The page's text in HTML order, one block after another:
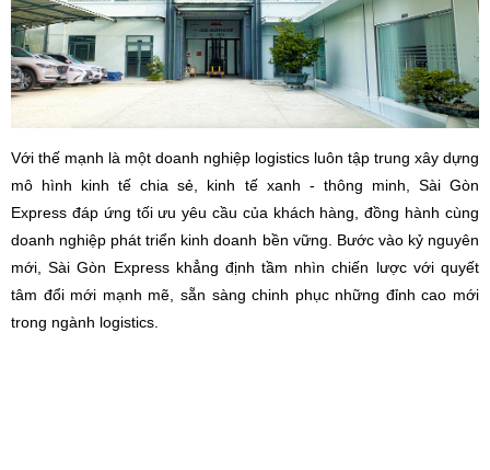
Với thế mạnh là một doanh nghiệp logistics luôn tập trung xây dựng
mô hình kinh tế chia sẻ, kinh tế xanh - thông minh, Sài Gòn
Express đáp ứng tối ưu yêu cầu của khách hàng, đồng hành cùng
doanh nghiệp phát triển kinh doanh bền vững. Bước vào kỷ nguyên
mới, Sài Gòn Express khẳng định tầm nhìn chiến lược với quyết
tâm đổi mới mạnh mẽ, sẵn sàng chinh phục những đỉnh cao mới
trong ngành logistics.